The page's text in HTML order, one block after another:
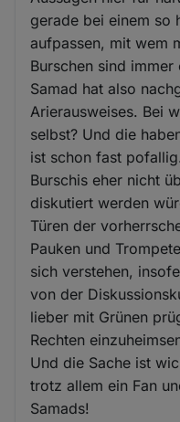
gerade bei einem so
aufpassen, mit wem
Burschen sind
Samad hat also
Arierausweises. Bei
selbst? Und die
ist schon fast
Burschis eher nicht
diskutiert werden
Türen der
Pauken und
sich verstehen,
von der
lieber mit Grünen
Rechten
Und die Sache ist
trotz allem ein Fan
Samads!